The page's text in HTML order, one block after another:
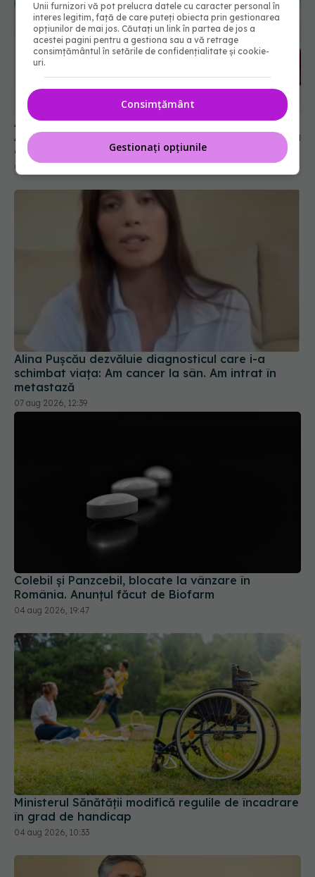
Alertă în Europa după un nou caz de hantavirus
Anzi, singura tulpină care se transmite de la om la
om
06 aug 2026, 20:06
Alina Pușcău dezvăluie diagnosticul care i-a
schimbat viața: Am cancer la sân. Am intrat în
metastază
07 aug 2026, 12:39
Colebil și Panzcebil, blocate la vânzare în
România. Anunțul făcut de Biofarm
04 aug 2026, 19:47
Ministerul Sănătății modifică regulile de încadrare
în grad de handicap
04 aug 2026, 10:33
Unii furnizori vă pot prelucra datele cu caracter personal în
interes legitim, față de care puteți obiecta prin gestionarea
opțiunilor de mai jos. Căutați un link în partea de jos a
acestei pagini pentru a gestiona sau a vă retrage
consimțământul în setările de confidențialitate și cookie-
uri.
Consimțământ
Gestionați opțiunile